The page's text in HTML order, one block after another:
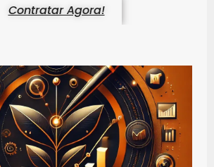
Contratar Agora!